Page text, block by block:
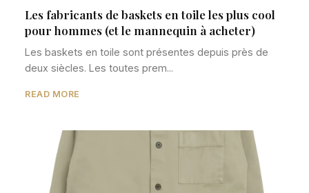
Les fabricants de baskets en toile les plus cool
pour hommes (et le mannequin à acheter)
Les baskets en toile sont présentes depuis près de
deux siècles. Les toutes prem...
READ MORE